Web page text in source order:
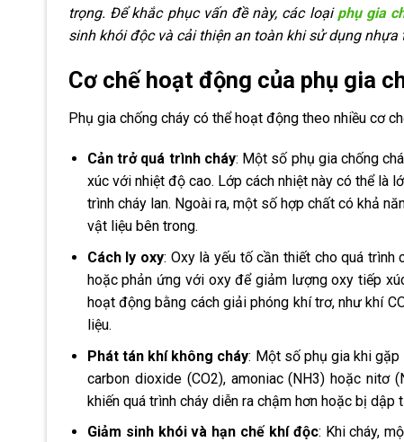
trọng. Để khắc phục vấn đề này, các loại phụ gia
sinh khói độc và cải thiện an toàn khi sử dụng nhựa
Cơ chế hoạt động của phụ gia
Phụ gia chống cháy có thể hoạt động theo nhiều cơ
Cản trở quá trình cháy: Một số phụ gia chống
xúc với nhiệt độ cao. Lớp cách nhiệt này có thể là
trình cháy lan. Ngoài ra, một số hợp chất có khả
vật liệu bên trong.
Cách ly oxy: Oxy là yếu tố cần thiết cho quá
hoặc phản ứng với oxy để giảm lượng oxy tiếp
hoạt động bằng cách giải phóng khí trơ, như khí
liệu.
Phát tán khí không cháy: Một số phụ gia khi gặp
carbon dioxide (CO2), amoniac (NH3) hoặc nitơ
khiến quá trình cháy diễn ra chậm hơn hoặc bị dập
Giảm sinh khói và hạn chế khí độc: Khi cháy,